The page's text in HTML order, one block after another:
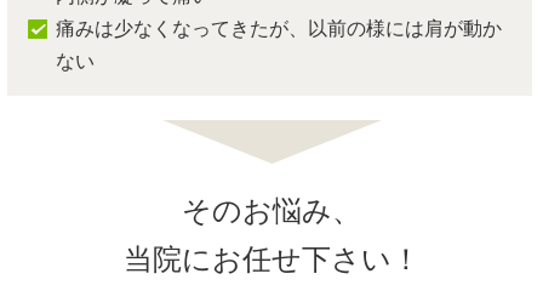
痛みは少なくなってきたが、以前の様には肩が動か
ない
そのお悩み、
当院にお任せ下さい！